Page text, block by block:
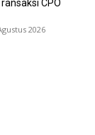
CPO
2026